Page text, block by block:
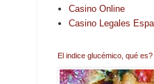
Casino Online
Casino Legales
El indice glucémico, qué es?